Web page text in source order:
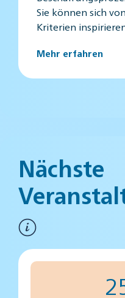
Sie können sich
Kriterien
Mehr erfahren
Nächste